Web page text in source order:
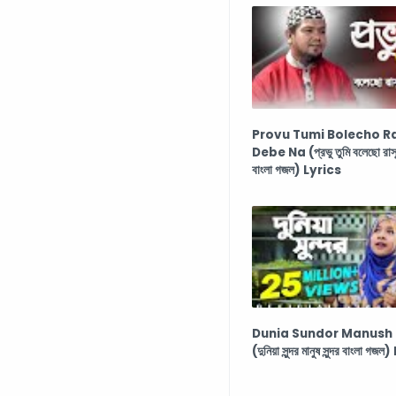
Provu Tumi Bolecho
Debe Na (প্রভু তুমি বলেছো
বাংলা গজল) Lyrics
Dunia Sundor
(দুনিয়া সুন্দর মানুষ সুন্দর বাংলা